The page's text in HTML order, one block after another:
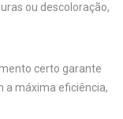
ou descoloração,
certo garante
a máxima eficiência,